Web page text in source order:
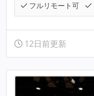
フルリモート可
12日前更新